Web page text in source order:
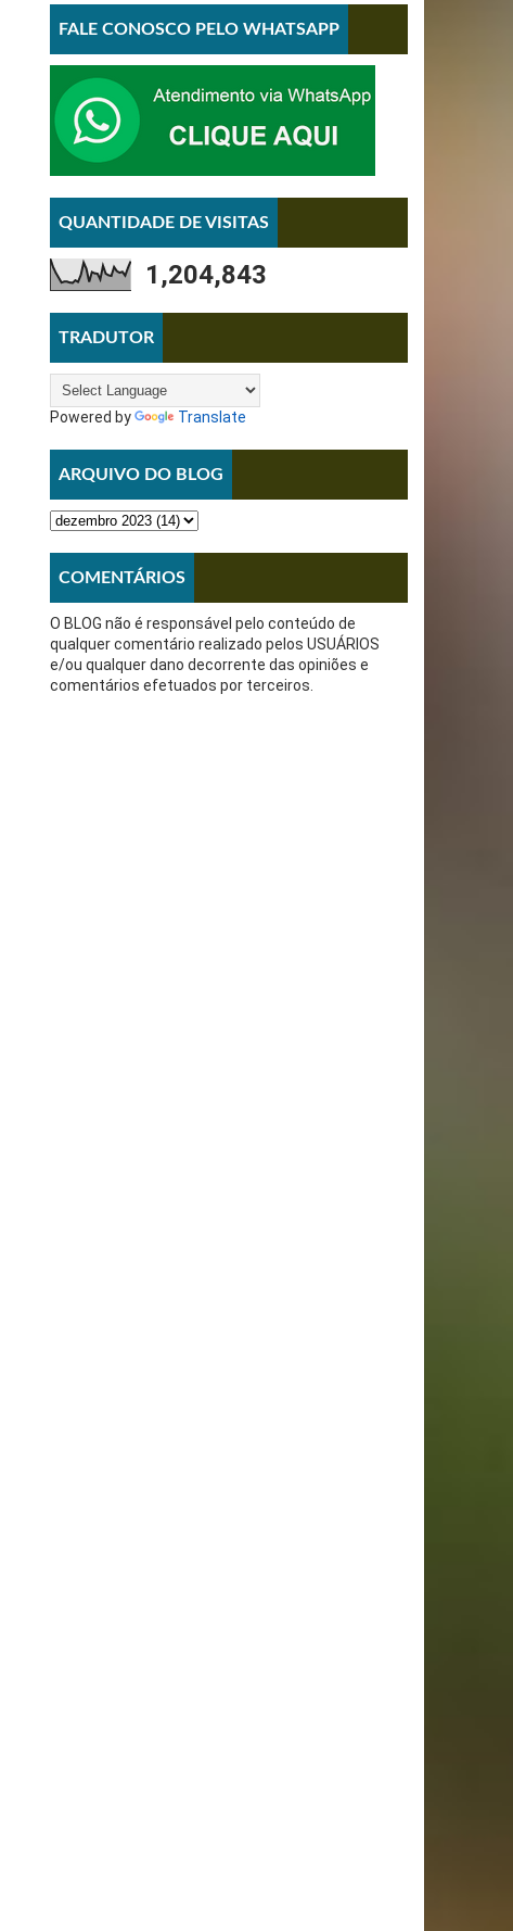
FALE CONOSCO PELO WHATSAPP
QUANTIDADE DE VISITAS
1,204,843
TRADUTOR
Powered by Translate
ARQUIVO DO BLOG
COMENTÁRIOS
O BLOG não é responsável pelo conteúdo de
qualquer comentário realizado pelos USUÁRIOS
e/ou qualquer dano decorrente das opiniões e
comentários efetuados por terceiros.